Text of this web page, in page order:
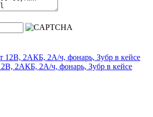
2АКБ, 2А/ч, фонарь, Зубр в кейсе